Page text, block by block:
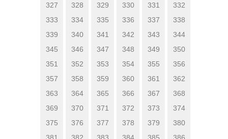
327
328 329 330 331
332
333
334 335 336 337
338
339
340 341 342 343
344
345
346 347 348 349
350
351
352 353 354 355
356
357
358 359 360 361
362
363
364 365 366 367
368
369
370 371 372 373
374
375
376 377 378 379
380